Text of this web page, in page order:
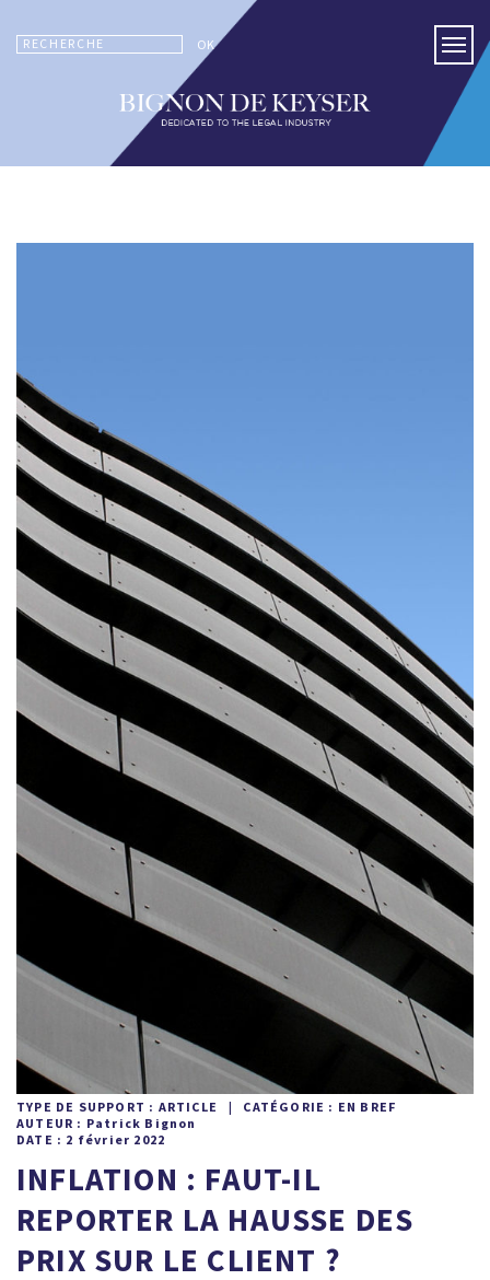
RECHERCHE OK
TYPE DE SUPPORT : ARTICLE | CATÉGORIE : EN BREF
AUTEUR : Patrick Bignon
DATE : 2 février 2022
INFLATION : FAUT-IL
REPORTER LA HAUSSE DES
PRIX SUR LE CLIENT ?